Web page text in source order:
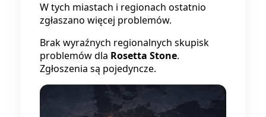
W tych miastach i regionach ostatnio
zgłaszano więcej problemów.
Brak wyraźnych regionalnych skupisk
problemów dla Rosetta Stone.
Zgłoszenia są pojedyncze.